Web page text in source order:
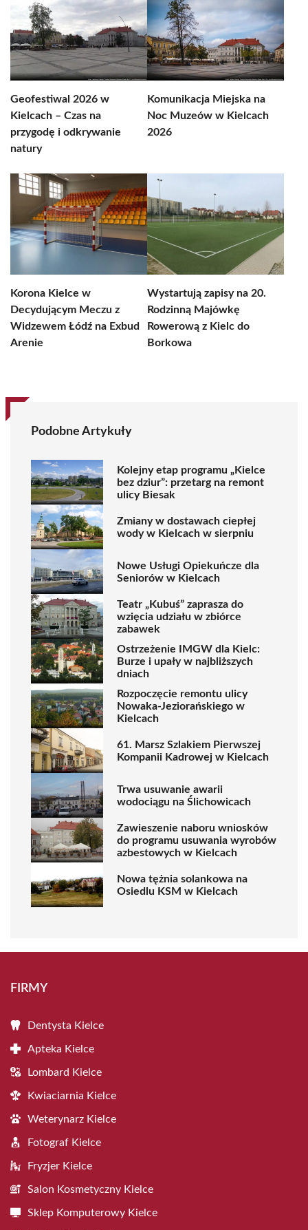
Geofestiwal 2026 w
Kielcach – Czas na
przygodę i odkrywanie
natury
Komunikacja Miejska na
Noc Muzeów w Kielcach
2026
Korona Kielce w
Decydującym Meczu z
Widzewem Łódź na Exbud
Arenie
Wystartują zapisy na 20.
Rodzinną Majówkę
Rowerową z Kielc do
Borkowa
Podobne Artykuły
Kolejny etap programu „Kielce
bez dziur”: przetarg na remont
ulicy Biesak
Zmiany w dostawach ciepłej
wody w Kielcach w sierpniu
Nowe Usługi Opiekuńcze dla
Seniorów w Kielcach
Teatr „Kubuś” zaprasza do
wzięcia udziału w zbiórce
zabawek
Ostrzeżenie IMGW dla Kielc:
Burze i upały w najbliższych
dniach
Rozpoczęcie remontu ulicy
Nowaka-Jeziorańskiego w
Kielcach
61. Marsz Szlakiem Pierwszej
Kompanii Kadrowej w Kielcach
Trwa usuwanie awarii
wodociągu na Ślichowicach
Zawieszenie naboru wniosków
do programu usuwania wyrobów
azbestowych w Kielcach
Nowa tężnia solankowa na
Osiedlu KSM w Kielcach
FIRMY
Dentysta Kielce
Apteka Kielce
Lombard Kielce
Kwiaciarnia Kielce
Weterynarz Kielce
Fotograf Kielce
Fryzjer Kielce
Salon Kosmetyczny Kielce
Sklep Komputerowy Kielce